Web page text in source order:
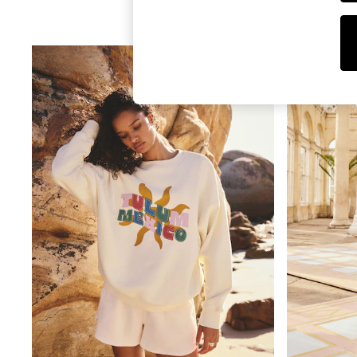
adidas
Nike
All Girls Schoolwear
Shoes
Dresses
Trousers
Skirts
Shirts
Polo Shirts
Sweatshirts
Cardigans
Coats & Jackets
Underwear
Socks & Tights
Multipacks
All Girls Sports & Swimwear
Trainers & Pumps
Swimwear
Tops
Leggings
Shorts